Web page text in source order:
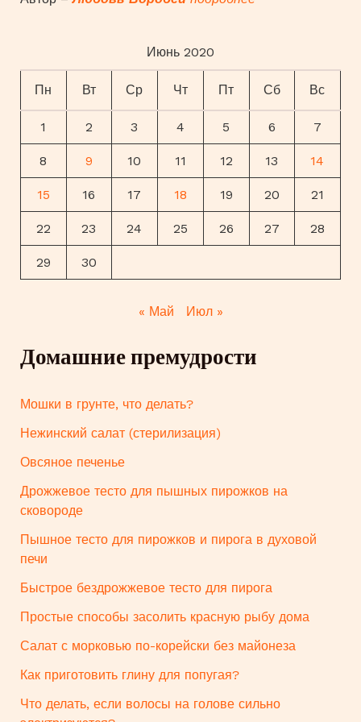
Июнь 2020
Пн Вт Ср Чт Пт Сб Вс
1 2 3 4 5 6 7
8 9 10 11 12 13 14
15 16 17 18 19 20 21
22 23 24 25 26 27 28
29 30
« Май Июл »
Домашние премудрости
Мошки в грунте, что делать?
Нежинский салат (стерилизация)
Овсяное печенье
Дрожжевое тесто для пышных пирожков на
сковороде
Пышное тесто для пирожков и пирога в духовой
печи
Быстрое бездрожжевое тесто для пирога
Простые способы засолить красную рыбу дома
Салат с морковью по-корейски без майонеза
Как приготовить глину для попугая?
Что делать, если волосы на голове сильно